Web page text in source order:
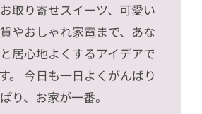
取り寄せスイーツ、可愛い
やおしゃれ家電まで、あな
居心地よくするアイデアで
。 今日も一日よくがんばり
り、お家が一番。